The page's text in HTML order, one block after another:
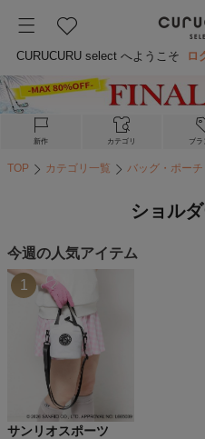
CURUCURU select へようこそ ロ
新作 カテゴリ ブラ
TOP カテゴリ一覧 バッグ・ポーチ
ショル
今週の人気アイテム
サンリオスポーツ
1